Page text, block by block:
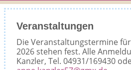
Veranstaltungen
Die Veranstaltungstermine
2026 stehen fest. Alle
Kanzler, Tel. 04931/169430